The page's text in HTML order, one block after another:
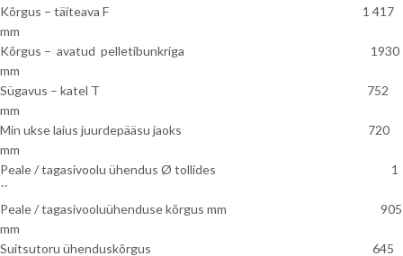
Kõrgus – täiteava F 1 417
mm
Kõrgus – avatud pelletibunkriga 1930
mm
Sügavus – katel T 752
mm
Min ukse laius juurdepääsu jaoks 720
mm
Peale / tagasivoolu ühendus Ø tollides 1
´´
Peale / tagasivooluühenduse kõrgus mm 905
mm
Suitsutoru ühenduskõrgus 645